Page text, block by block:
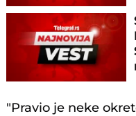
"Pravio je neke